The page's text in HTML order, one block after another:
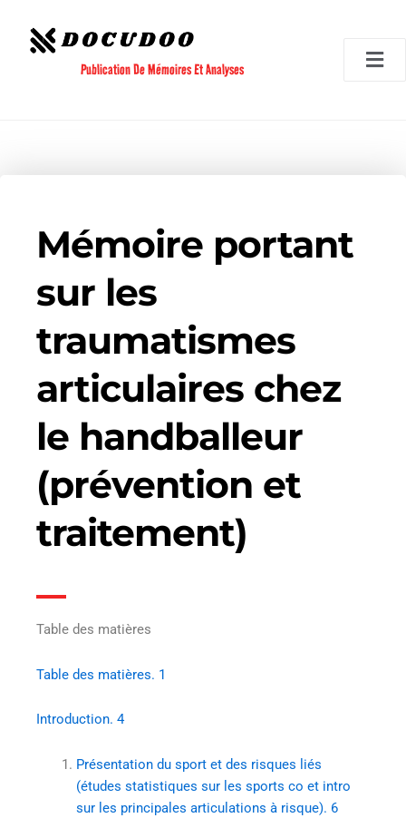
contenu
Publication De Mémoires Et Analyses
Mémoire portant
sur les
traumatismes
articulaires chez
le handballeur
(prévention et
traitement)
Table des matières
Table des matières. 1
Introduction. 4
Présentation du sport et des risques liés
(études statistiques sur les sports co et intro
sur les principales articulations à risque). 6